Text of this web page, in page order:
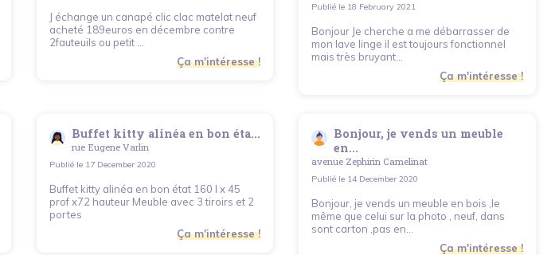
J échange un canapé clic clac matelat neuf
acheté 189euros en décembre contre
2fauteuils ou petit ...
Ça m'intéresse !
Publié le 18 February 2021
Bonjour Je cherche a me débarrasser de
mon lave linge il est toujours fonctionnel
mais très bruyant...
Ça m'intéresse !
Buffet kitty alinéa en bon éta...
rue Eugene Varlin
Publié le 17 December 2020
Buffet kitty alinéa en bon état 160 l x 45
prof x72 hauteur Meuble avec 3 tiroirs et 2
portes
Ça m'intéresse !
Bonjour, je vends un meuble
en...
avenue Zephirin Camelinat
Publié le 14 December 2020
Bonjour, je vends un meuble en bois ,le
même que celui sur la photo , neuf, dans
sont carton ,pas en...
Ça m'intéresse !